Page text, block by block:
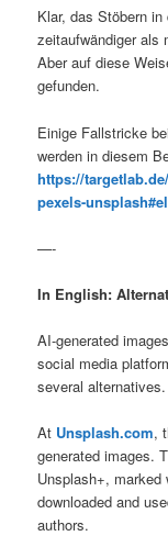
Klar, das Stöbern
zeitaufwändiger als
Aber auf diese
gefunden.
Einige Fallstricke
werden in diesem
https://
pexels-
—-
In English:
AI-generated
social media
several alternatives.
At Unsplash.com,
generated images.
Unsplash+,
downloaded and
authors.